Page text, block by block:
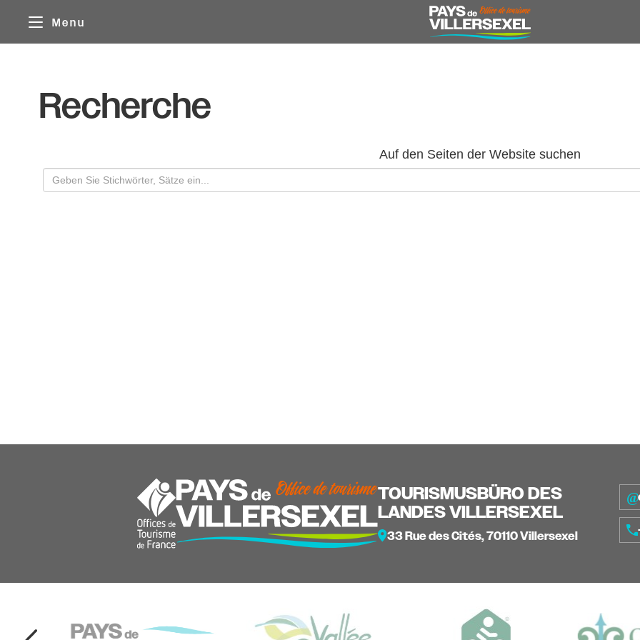
Menu
Recherche
Auf den Seiten der Website suchen
TOURISMUSBÜRO DES
LANDES VILLERSEXEL
33 Rue des Cités, 70110 Villersexel